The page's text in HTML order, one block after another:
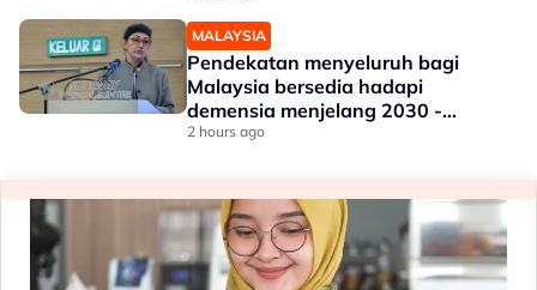
MALAYSIA
Pendekatan menyeluruh bagi
Malaysia bersedia hadapi
demensia menjelang 2030 -
Hanifah
2 hours ago